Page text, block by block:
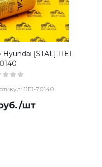
[STAL] 11E1-
11E1-70140
/шт